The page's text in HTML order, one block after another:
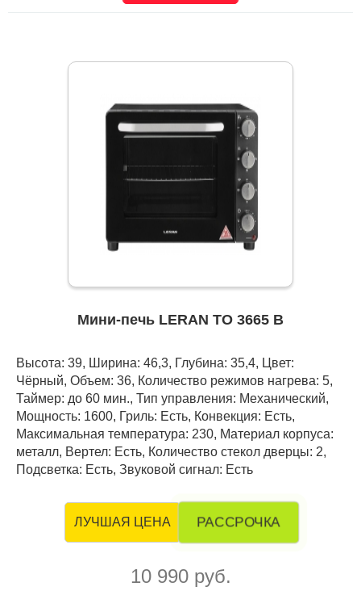
Мини-печь LERAN TO 3665 B
Высота: 39, Ширина: 46,3, Глубина: 35,4, Цвет:
Чёрный, Объем: 36, Количество режимов нагрева: 5,
Таймер: до 60 мин., Тип управления: Механический,
Мощность: 1600, Гриль: Есть, Конвекция: Есть,
Максимальная температура: 230, Материал корпуса:
металл, Вертел: Есть, Количество стекол дверцы: 2,
Подсветка: Есть, Звуковой сигнал: Есть
ЛУЧШАЯ ЦЕНА РАССРОЧКА
10 990 руб.